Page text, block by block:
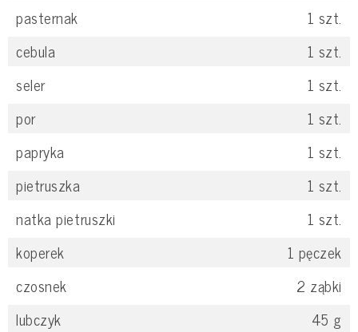
pasternak
1 szt.
cebula
1 szt.
seler
1 szt.
por
1 szt.
papryka
1 szt.
pietruszka
1 szt.
natka pietruszki
1 szt.
koperek
1 pęczek
czosnek
2 ząbki
lubczyk
45 g